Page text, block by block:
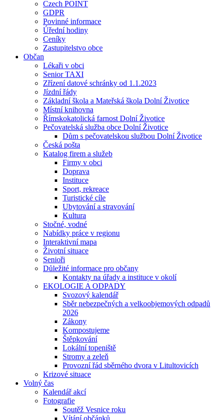
Czech POINT
GDPR
Povinné informace
Úřední hodiny
Ceníky
Zastupitelstvo obce
Občan
Lékaři v obci
Senior TAXI
Zřízení datové schránky od 1.1.2023
Jízdní řády
Základní škola a Mateřská škola Dolní Životice
Místní knihovna
Římskokatolická farnost Dolní Životice
Pečovatelská služba obce Dolní Životice
Dům s pečovatelskou službou Dolní Životice
Česká pošta
Katalog firem a služeb
Firmy v obci
Doprava
Instituce
Sport, rekreace
Turistické cíle
Ubytování a stravování
Kultura
Stočné, vodné
Nabídky práce v regionu
Interaktivní mapa
Životní situace
Senioři
Důležité informace pro občany
Kontakty na úřady a instituce v okolí
EKOLOGIE A ODPADY
Svozový kalendář
Sběr nebezpečných a velkoobjemových odpadů
2026
Zákony
Kompostujeme
Štěpkování
Lokální topeniště
Stromy a zeleň
Provozní řád sběrného dvora v Litultovicích
Krizové situace
Volný čas
Kalendář akcí
Fotografie
Soutěž Vesnice roku
Vítání občánků